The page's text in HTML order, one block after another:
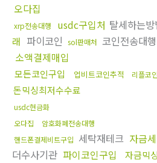
오다집
xrp전송대행 usdc구입처 탈세하는방
래 파이코인 sol판매처 코인전송대행
소액결제매입
모든코인구입 업비트코인추적 리플코
돈믹싱최저수수료
usdc현금화
오다집
암호화폐전송대행
핸드폰결제비트구입 세탁재테크 자금
더수사기관 파이코인구입 자금믹